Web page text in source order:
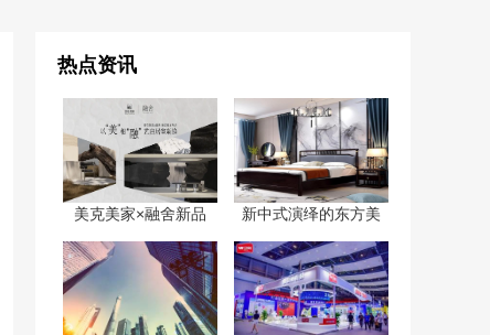
热点资讯
美克美家×融舍新品 新中式演绎的东方美